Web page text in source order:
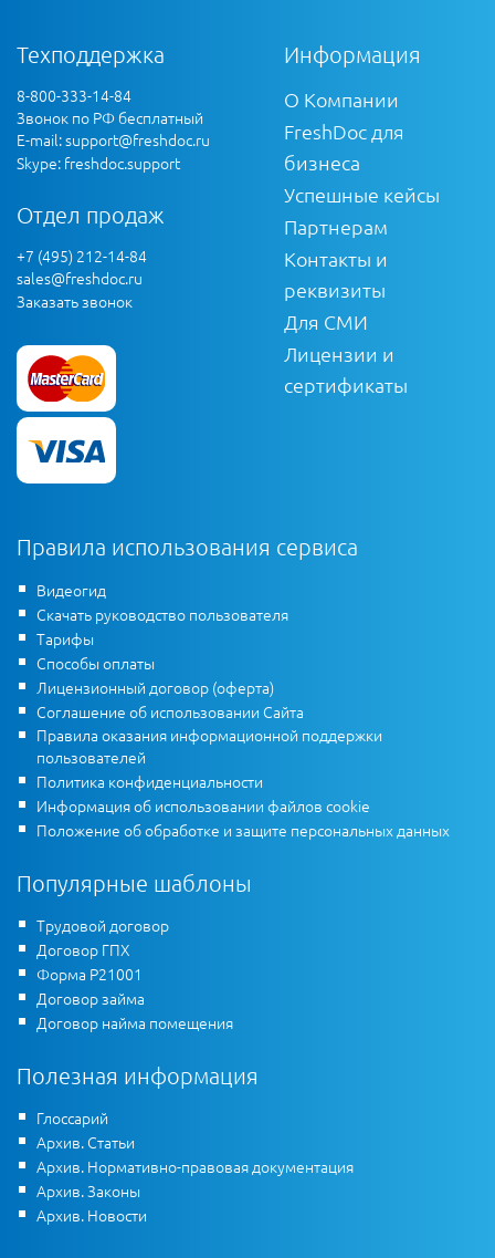
Техподдержка
8-800-333-14-84
Звонок по РФ бесплатный
E-mail:support@freshdoc.ru
Skype: freshdoc.support
Отдел продаж
+7 (495) 212-14-84
sales@freshdoc.ru
Заказать звонок
Информация
О Компании
FreshDoc для
бизнеса
Успешные кейсы
Партнерам
Контакты и
реквизиты
Для СМИ
Лицензии и
сертификаты
Правила использования сервиса
Видеогид
Скачать руководство пользователя
Тарифы
Способы оплаты
Лицензионный договор (оферта)
Соглашение об использовании Сайта
Правила оказания информационной поддержки
пользователей
Политика конфиденциальности
Информация об использовании файлов cookie
Положение об обработке и защите персональных данных
Популярные шаблоны
Трудовой договор
Договор ГПХ
Форма Р21001
Договор займа
Договор найма помещения
Полезная информация
Глоссарий
Архив. Статьи
Архив. Нормативно-правовая документация
Архив. Законы
Архив. Новости